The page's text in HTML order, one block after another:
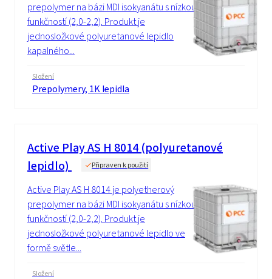
prepolymer na bázi MDI isokyanátu s nízkou
funkčností (2,0-2,2). Produkt je
jednosložkové polyuretanové lepidlo
kapalného...
Složení
Prepolymery, 1K lepidla
Active Play AS H 8014 (polyuretanové
lepidlo)
Připraven k použití
Active Play AS H 8014 je polyetherový
prepolymer na bázi MDI isokyanátu s nízkou
funkčností (2,0-2,2). Produkt je
jednosložkové polyuretanové lepidlo ve
formě světle...
Složení